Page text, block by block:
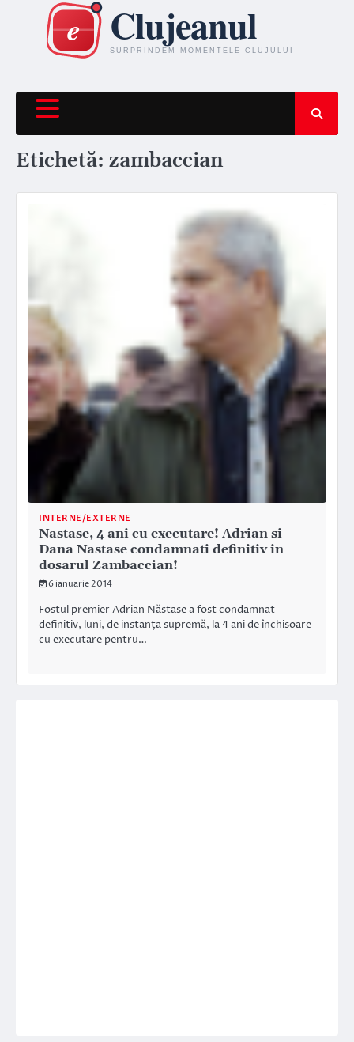
content
Etichetă: zambaccian
INTERNE/EXTERNE
Nastase, 4 ani cu executare! Adrian si
Dana Nastase condamnati definitiv in
dosarul Zambaccian!
6 ianuarie 2014
Fostul premier Adrian Năstase a fost condamnat
definitiv, luni, de instanţa supremă, la 4 ani de închisoare
cu executare pentru…